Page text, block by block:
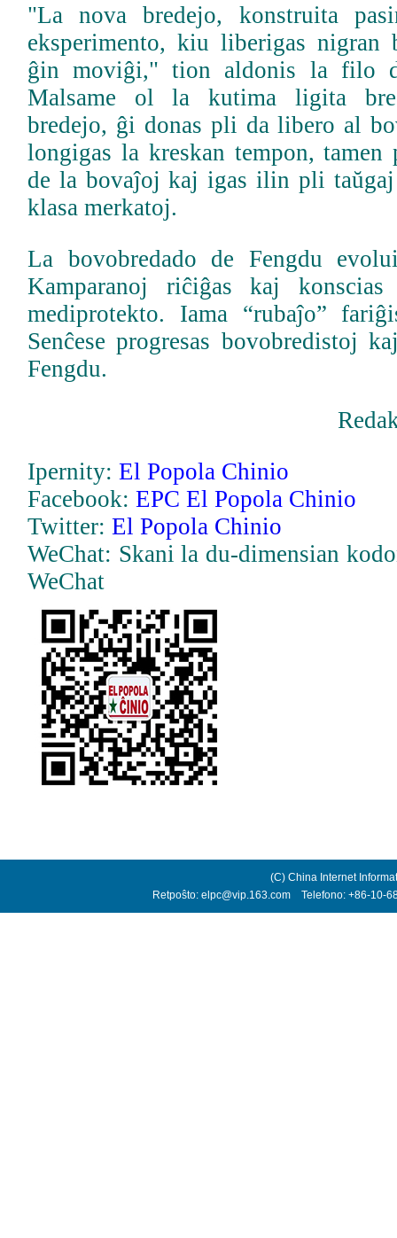
"La nova bredejo, konstruita
eksperimento, kiu liberigas nigran
ĝin moviĝi," tion aldonis la filo
Malsame ol la kutima ligita
bredejo, ĝi donas pli da libero al
longigas la kreskan tempon, tamen
de la bovaĵoj kaj igas ilin pli
klasa merkatoj.
La bovobredado de Fengdu
Kamparanoj riĉiĝas kaj
mediprotekto. Iama “rubaĵo”
Senĉese progresas bovobredistoj
Fengdu.
Ipernity: El Popola Chinio
Facebook: EPC El Popola Chinio
Twitter: El Popola Chinio
WeChat: Skani la du-dimensian
WeChat
(C) China Internet
Retpoŝto: elpc@vip.163.com Telefono: +86-10-